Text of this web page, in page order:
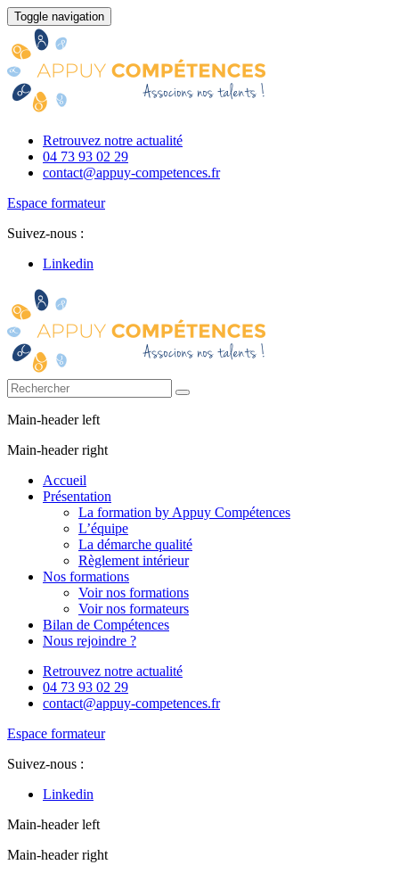
Toggle navigation
Retrouvez notre actualité
04 73 93 02 29
contact@appuy-competences.fr
Espace formateur
Suivez-nous :
Linkedin
Main-header left
Main-header right
Accueil
Présentation
La formation by Appuy Compétences
L’équipe
La démarche qualité
Règlement intérieur
Nos formations
Voir nos formations
Voir nos formateurs
Bilan de Compétences
Nous rejoindre ?
Retrouvez notre actualité
04 73 93 02 29
contact@appuy-competences.fr
Espace formateur
Suivez-nous :
Linkedin
Main-header left
Main-header right